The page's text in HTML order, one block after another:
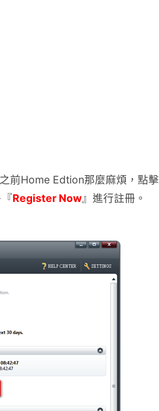
前Home Edtion那麼麻煩，點擊
Register Now』進行註冊。